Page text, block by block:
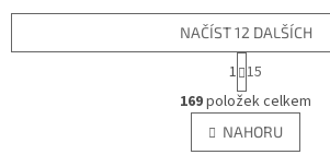
O
v
l
á
NAČÍST 12 DALŠÍCH
t
r
á
n
k
1 15
169položek celkem
NAHORU